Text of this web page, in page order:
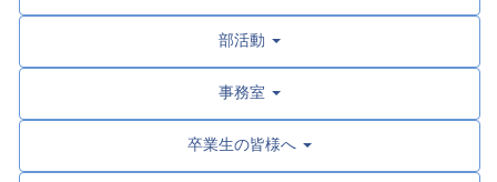
部活動
事務室
卒業生の皆様へ